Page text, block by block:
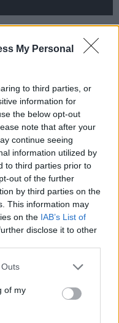
My Personal
to third parties, or
information for
the below opt-out
note that after your
continue seeing
information utilized by
to third parties prior to
out of the further
by third parties on the
This information may
on the IAB’s List of
disclose it to other
of my
vrací do Sedlčan.
potřeboval změnit
naším soupeřem,
sezonu
v týmu. Cílem zůstává